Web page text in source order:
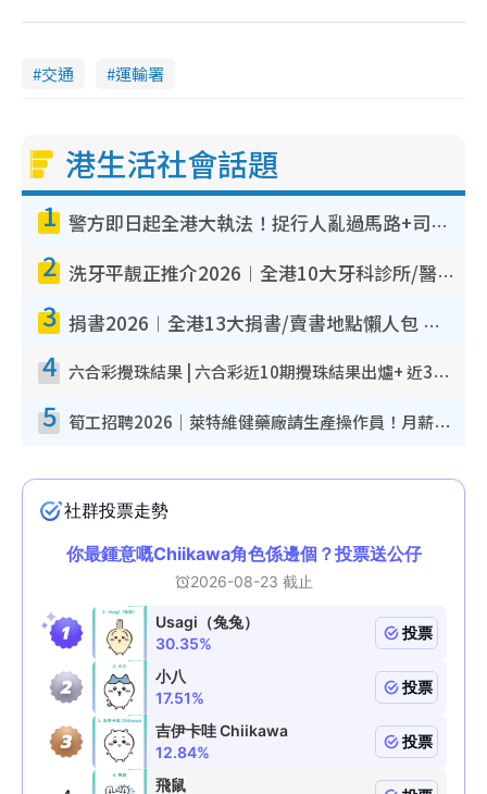
交通 運輸署
港生活社會話題
1 警方即日起全港大執法！捉行人亂過馬路+司機不專注駕駛！亂過馬路罰$2000
2 洗牙平靚正推介2026︱全港10大牙科診所/醫院懶人包 夜診至8點/鎮靜潔牙/醫療券適用
3 捐書2026︱全港13大捐書/賣書地點懶人包 二手課本最高$150＋舊書換免費咖啡/戲票
4 六合彩攪珠結果 | 六合彩近10期攪珠結果出爐+ 近30期最旺熱門中獎號碼
5 筍工招聘2026｜萊特維健藥廠請生產操作員！月薪高達$1.7萬 冷氣廠房/五天工作/保證雙糧